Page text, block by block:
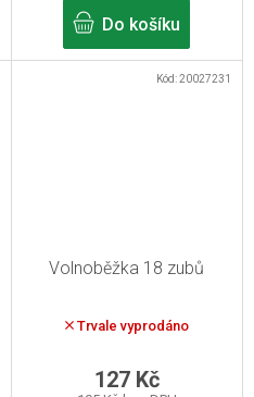
Do košíku
Volnoběžka 18 zubů
Trvale vyprodáno
127 Kč
Kód:20027231